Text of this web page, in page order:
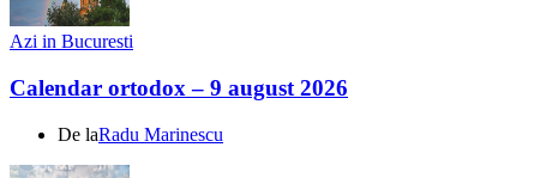
Azi in Bucuresti
Calendar ortodox – 9 august 2026
De laRadu Marinescu